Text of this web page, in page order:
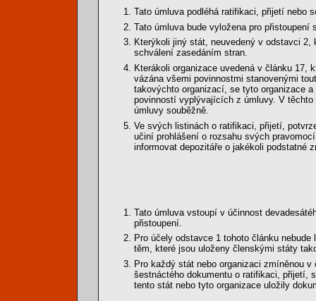
Tato úmluva podléhá ratifikaci, přijetí nebo
Tato úmluva bude vyložena pro
Kterýkoli jiný stát, neuvedený v odstavci 2,
schválení zasedáním stran.
Kterákoli organizace uvedená v článku 17,
vázána všemi povinnostmi stanovenými
takovýchto organizací, se tyto organizace
povinností vyplývajících z úmluvy. V
úmluvy souběžně.
Ve svých listinách o ratifikaci, přijetí,
učiní prohlášení o rozsahu svých
informovat depozitáře o jakékoli podstatné
Tato úmluva vstoupí v účinnost
přistoupení.
Pro účely odstavce 1 tohoto článku
těm, které jsou uloženy členskými státy
Pro každý stát nebo organizaci zmíněnou
šestnáctého dokumentu o ratifikaci, přijetí,
tento stát nebo tyto organizace uložily